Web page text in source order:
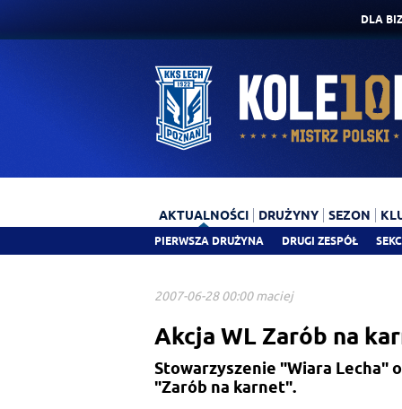
DLA
AKTUALNOŚCI
PIERWSZA DRUŻYNA DRUGI ZESPÓŁ
DRUŻYNY SEZON
2007-06-28 00:00 maciej
Akcja WL Zarób na
Stowarzyszenie "Wiara Lecha"
"Zarób na karnet".